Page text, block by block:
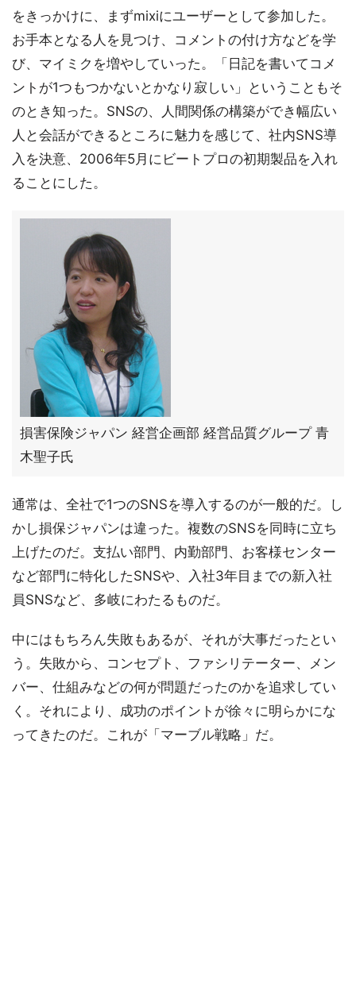
をきっかけに、まずmixiにユーザーとして参加した。
お手本となる人を見つけ、コメントの付け方などを学
び、マイミクを増やしていった。「日記を書いてコメ
ントが1つもつかないとかなり寂しい」ということもそ
のとき知った。SNSの、人間関係の構築ができ幅広い
人と会話ができるところに魅力を感じて、社内SNS導
入を決意、2006年5月にビートプロの初期製品を入れ
ることにした。
損害保険ジャパン 経営企画部 経営品質グループ 青
木聖子氏
通常は、全社で1つのSNSを導入するのが一般的だ。し
かし損保ジャパンは違った。複数のSNSを同時に立ち
上げたのだ。支払い部門、内勤部門、お客様センター
など部門に特化したSNSや、入社3年目までの新入社
員SNSなど、多岐にわたるものだ。
中にはもちろん失敗もあるが、それが大事だったとい
う。失敗から、コンセプト、ファシリテーター、メン
バー、仕組みなどの何が問題だったのかを追求してい
く。それにより、成功のポイントが徐々に明らかにな
ってきたのだ。これが「マーブル戦略」だ。